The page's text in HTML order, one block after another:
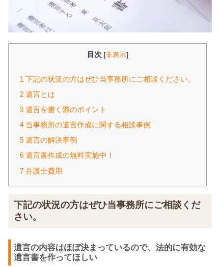
目次 [非表示]
1 下記の状況の方はぜひ当事務所にご相談ください。
2遺言とは
3遺言を書く際のポイント
4当事務所の遺言作成に関する相談事例
5遺言の解決事例
6遺言書作成の無料実施中！
7弁護士費用
下記の状況の方はぜひ当事務所にご相談くだ
さい。
遺言の内容はほぼ決まっているので、法的に有効な
遺言書を作ってほしい